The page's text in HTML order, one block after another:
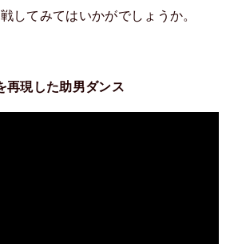
してみてはいかがでしょうか。
再現した助男ダンス